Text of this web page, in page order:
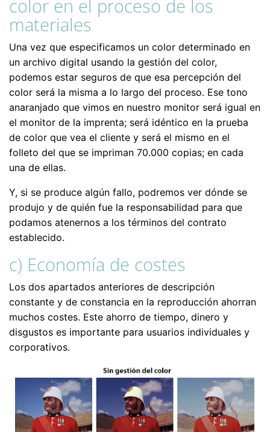
color en el proceso de los
materiales
Una vez que especificamos un color determinado en
un archivo digital usando la gestión del color,
podemos estar seguros de que esa percepción del
color será la misma a lo largo del proceso. Ese tono
anaranjado que vimos en nuestro monitor será igual en
el monitor de la imprenta; será idéntico en la prueba
de color que vea el cliente y será el mismo en el
folleto del que se impriman 70.000 copias; en cada
una de ellas.
Y, si se produce algún fallo, podremos ver dónde se
produjo y de quién fue la responsabilidad para que
podamos atenernos a los términos del contrato
establecido.
c) Economía de costes
Los dos apartados anteriores de descripción
constante y de constancia en la reproducción ahorran
muchos costes. Este ahorro de tiempo, dinero y
disgustos es importante para usuarios individuales y
corporativos.